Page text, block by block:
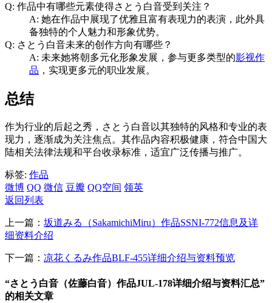
Q: 作品中有哪些元素使得さとう白音受到关注？
A: 她在作品中展现了优雅且富有表现力的表演，此外具
备独特的个人魅力和形象优势。
Q: さとう白音未来的创作方向有哪些？
A: 未来她将朝多元化形象发展，参与更多类型的影视作
品 ，实现更多元的职业发展。
总结
作为行业的后起之秀，さとう白音以其独特的风格和专业的表
现力，逐渐成为关注焦点。其作品内容积极健康，符合中国大
陆相关法律法规和平台收录标准，适宜广泛传播与推广。
标签: 作品
微博 QQ 微信 豆瓣 QQ空间 领英
返回列表
上一篇： 坂道みる（SakamichiMiru）作品SSNI-772信息及详
细资料介绍
下一篇： 凉花くるみ作品BLF-455详细介绍与资料预览
“さとう白音（佐藤白音）作品JUL-178详细介绍与资料汇总”
的相关文章